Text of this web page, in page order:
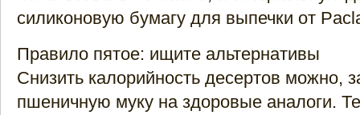
силиконовую бумагу для выпечки от
Правило пятое: ищите альтернативы
Снизить калорийность десертов можно,
пшеничную муку на здоровые аналоги.